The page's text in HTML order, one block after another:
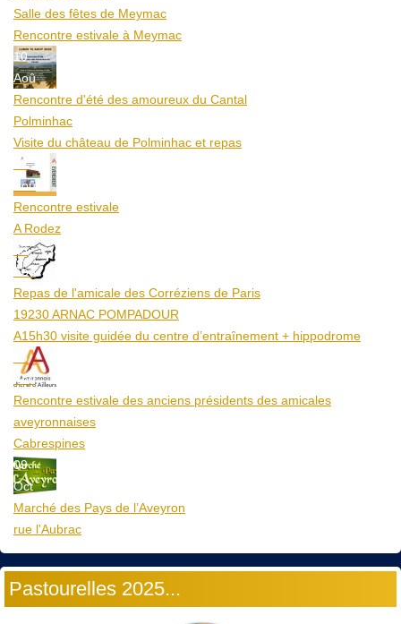
Salle des fêtes de Meymac
Rencontre estivale à Meymac
10
Aoû
Rencontre d'été des amoureux du Cantal
Polminhac
Visite du château de Polminhac et repas
12
Aoû
Rencontre estivale
A Rodez
23
Aoû
Repas de l'amicale des Corréziens de Paris
19230 ARNAC POMPADOUR
A15h30 visite guidée du centre d’entraînement + hippodrome
25
Aoû
Rencontre estivale des anciens présidents des amicales
aveyronnaises
Cabrespines
09
Oct
Marché des Pays de l’Aveyron
rue l'Aubrac
Pastourelles 2025...